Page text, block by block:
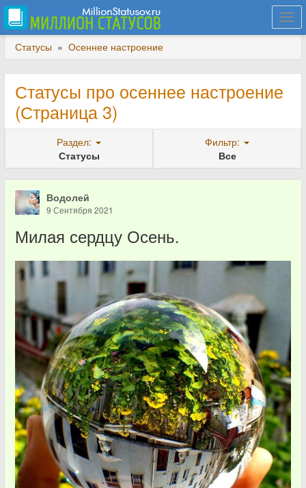
Статусы » Осеннее настроение
Статусы про осеннее настроение
(Страница 3)
Раздел:
Статусы
Фильтр:
Все
Водолей
9 Сентября 2021
Милая сердцу Осень.